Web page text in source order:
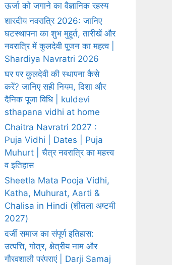
ऊर्जा को जगाने का वैज्ञानिक रहस्य
शारदीय नवरात्रि 2026: जानिए
घटस्थापना का शुभ मुहूर्त, तारीखें और
नवरात्रि में कुलदेवी पूजन का महत्व |
Shardiya Navratri 2026
घर पर कुलदेवी की स्थापना कैसे
करें? जानिए सही नियम, दिशा और
दैनिक पूजा विधि | kuldevi
sthapana vidhi at home
Chaitra Navratri 2027 :
Puja Vidhi | Dates | Puja
Muhurt | चैत्र नवरात्रि का महत्त्व
व इतिहास
Sheetla Mata Pooja Vidhi,
Katha, Muhurat, Aarti &
Chalisa in Hindi (शीतला अष्टमी
2027)
दर्जी समाज का संपूर्ण इतिहास:
उत्पत्ति, गोत्र, क्षेत्रीय नाम और
गौरवशाली परंपराएं | Darji Samaj